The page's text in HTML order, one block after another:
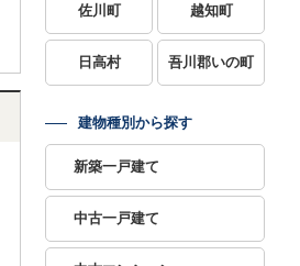
佐川町 越知町
日高村 吾川郡いの町
建物種別から探す
新築一戸建て
中古一戸建て